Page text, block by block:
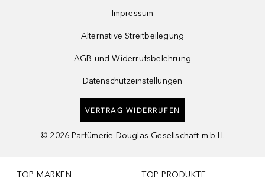
Impressum
Alternative Streitbeilegung
AGB und Widerrufsbelehrung
Datenschutzeinstellungen
VERTRAG WIDERRUFEN
© 2026 Parfümerie Douglas Gesellschaft m.b.H.
TOP MARKEN TOP PRODUKTE